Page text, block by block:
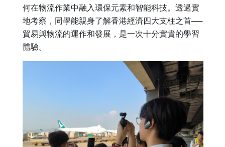
何在物流作業中融入環保元素和智能科技。透過實
地考察，同學能親身了解香港經濟四大支柱之首──
貿易與物流的運作和發展，是一次十分實貴的學習
體驗。